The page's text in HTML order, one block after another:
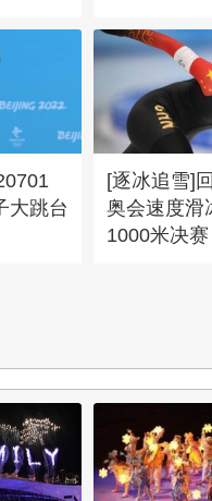
大跳台
[逐冰追雪]
奥会速度滑
1000米决赛
奥会表彰大会